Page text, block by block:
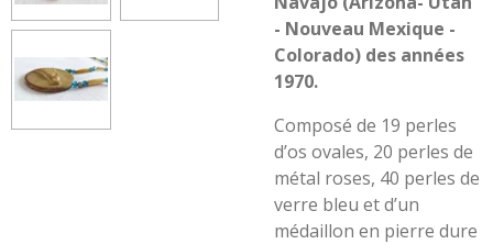
- Nouveau Mexique -
Colorado) des années
1970.
Composé de 19 perles
d’os ovales, 20 perles de
métal roses, 40 perles de
verre bleu et d’un
médaillon en pierre dure